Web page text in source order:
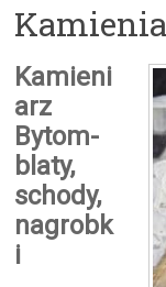
Kamieni
arz
Bytom-
b laty,
schody,
nagrobk
i